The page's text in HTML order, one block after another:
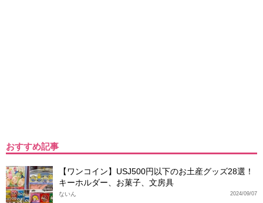
おすすめ記事
【ワンコイン】USJ500円以下のお土産グッズ28選！
キーホルダー、お菓子、文房具
2024/09/07
ないん